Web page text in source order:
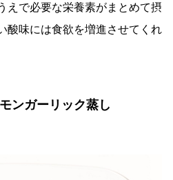
えで必要な栄養素がまとめて摂
酸味には食欲を増進させてくれ
ンガーリック蒸し